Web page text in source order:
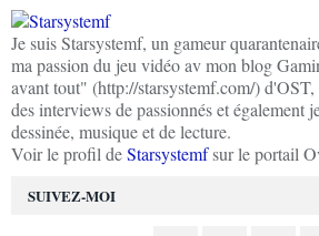
SUIVEZ-MOI
Je suis Starsystemf, un gameur
ma passion du jeu vidéo av mon blog
avant tout" (http://starsystemf.com/) d'OST,
des interviews de passionnés et également
dessinée, musique et de lecture.
Voir le profil deStarsystemfsur le portail